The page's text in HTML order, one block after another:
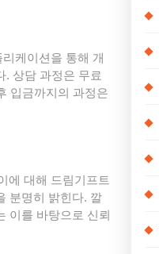
케이션을 통해 개
. 상담 과정은 무료
입금까지의 과정은
에 대해 드림기프트
분명히 밝힌다. 깔
이를 바탕으로 신뢰